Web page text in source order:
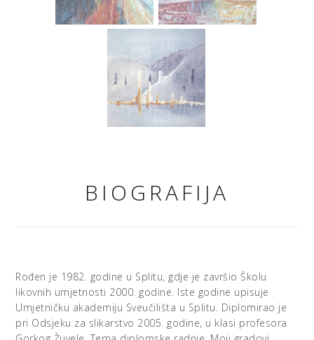
Doživljaj(i) karaktera pojedinih bliskih ličnosti, autoru
postaju sredstvo i za autoocrt, subjektivnu protkanost
autobiografskih elemenata. Koliko se neobjektivna
uviđajnost svakoga od nas ogleda u zjenicama drugih
karaktera? Koje obrasce ponašanja ili razmišljanja
posuđujemo, a koji su formalizirano uobličenje naših
BIOGRAFIJA
Rođen je 1982. godine u Splitu, gdje je završio Školu
likovnih umjetnosti 2000. godine. Iste godine upisuje
Umjetničku akademiju Sveučilišta u Splitu. Diplomirao je
pri Odsjeku za slikarstvo 2005. godine, u klasi profesora